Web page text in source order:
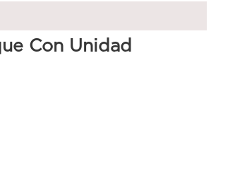
Con Unidad